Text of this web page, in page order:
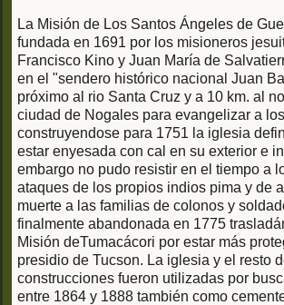
La Misión de Los Santos Ángeles de
fundada en 1691 por los misioneros
Francisco Kino y Juan María de
en el "sendero histórico nacional Juan
próximo al rio Santa Cruz y a 10 km. al
ciudad de Nogales para evangelizar a
construyendose para 1751 la iglesia
estar enyesada con cal en su exterior e
embargo no pudo resistir en el tiempo a
ataques de los propios indios pima y de
muerte a las familias de colonos y
finalmente abandonada en 1775
Misión deTumacácori por estar más
presidio de Tucson. La iglesia y el resto
construcciones fueron utilizadas por
entre 1864 y 1888 también como